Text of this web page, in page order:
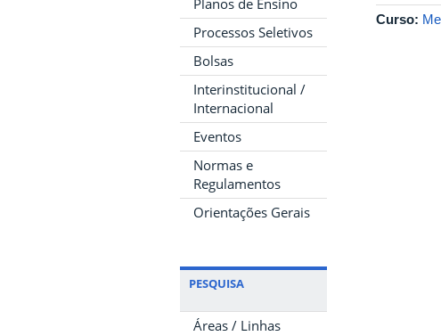
Planos de Ensino
Processos Seletivos
Bolsas
Interinstitucional /
Internacional
Eventos
Normas e
Regulamentos
Orientações Gerais
PESQUISA
Áreas / Linhas
Curso: